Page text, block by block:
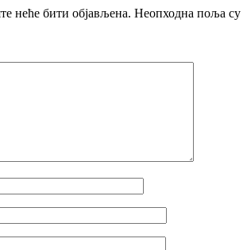
неће бити објављена. Неопходна поља су